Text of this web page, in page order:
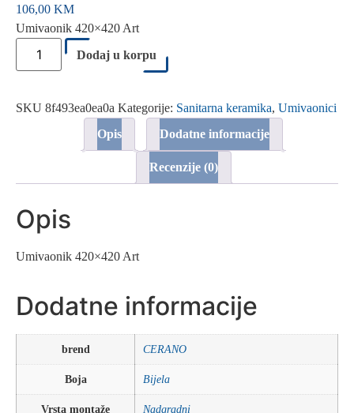
106,00 KM
Umivaonik 420×420 Art
Umivaonik
420x420
Art
Dodaj u korpu
SKU 8f493ea0ea0a Kategorije: Sanitarna keramika, Umivaonici
Opis
Dodatne informacije
Recenzije (0)
Opis
Umivaonik 420×420 Art
Dodatne informacije
brend CERANO
Boja Bijela
Vrsta montaže Nadgradni